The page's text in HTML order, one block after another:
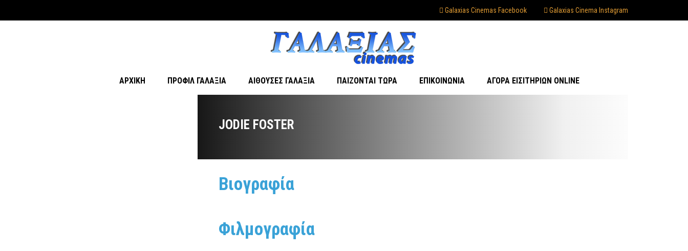
Galaxias Cinemas Facebook Galaxias Cinema Instagram
ΑΡΧΙΚΉ ΠΡΟΦΊΛ ΓΑΛΑΞΊΑ ΑΊΘΟΥΣΕΣ ΓΑΛΑΞΊΑ ΠΑΊΖΟΝΤΑΙ ΤΏΡΑ ΕΠΙΚΟΙΝΩΝΊΑ ΑΓΟΡΆ ΕΙΣΙΤΗΡΊΩΝ ONLINE
JODIE FOSTER
Βιογραφία
Φιλμογραφία